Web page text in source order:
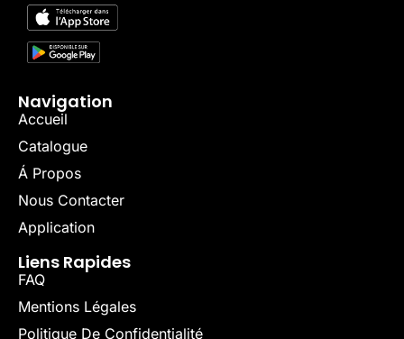
Navigation
Accueil
Catalogue
Á Propos
Nous Contacter
Application
Liens Rapides
FAQ
Mentions Légales
Politique De Confidentialité